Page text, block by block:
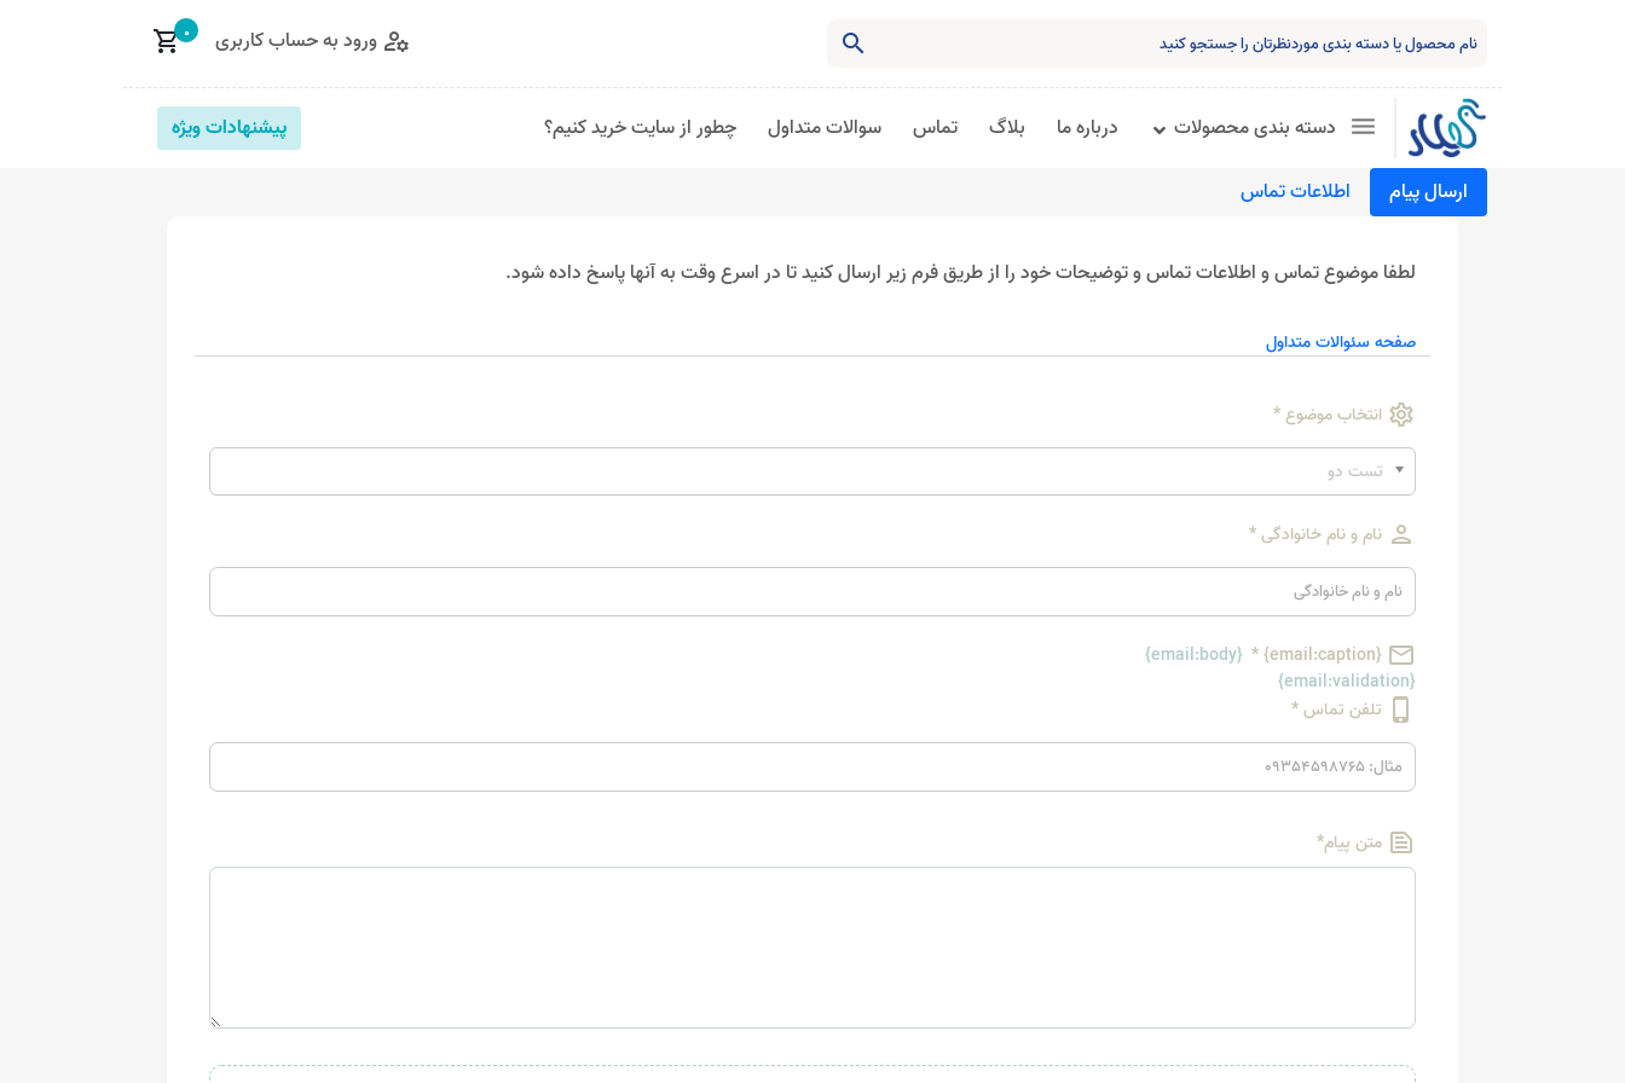
search
manage_accounts ورود به حساب کاربری shopping_cart0
دسته بندی محصولات درباره ما بلاگ تماس سوالات متداول چطور از سایت خرید کنیم؟ پیشنهادات ویژه
ارسال پیام اطلاعات تماس
لطفا موضوع تماس و اطلاعات تماس و توضیحات خود را از طریق فرم زیر ارسال کنید تا در اسرع وقت به آنها پاسخ داده شود.
صفحه سئوالات متداول
settings انتخاب موضوع*
تست دو
person نام و نام خانوادگی*
email
{email:caption}
*
{email:body}
{email:validation}
phone_iphone تلفن تماس*
text_snippet متن پیام*